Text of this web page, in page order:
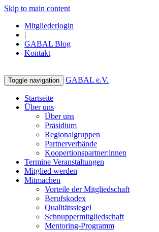
Skip to main content
Mitgliederlogin
|
GABAL Blog
Kontakt
Toggle navigation GABAL e.V.
Startseite
Über uns
Über uns
Präsidium
Regionalgruppen
Partnerverbände
Koopertionspartner:innen
Termine Veranstaltungen
Mitglied werden
Mitmachen
Vorteile der Mitgliedschaft
Berufskodex
Qualitätssiegel
Schnuppermitgliedschaft
Mentoring-Programm